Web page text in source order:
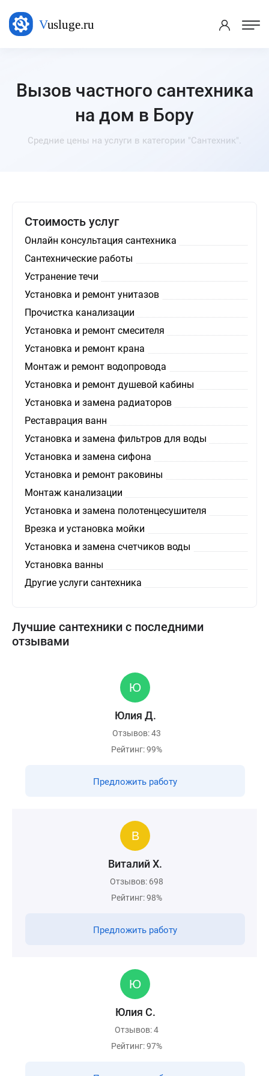
Вызов частного сантехника
на дом в Бору
Средние цены на услуги в категории "Сантехник".
Стоимость услуг
Онлайн консультация сантехника
Сантехнические работы
Устранение течи
Установка и ремонт унитазов
Прочистка канализации
Установка и ремонт смесителя
Установка и ремонт крана
Монтаж и ремонт водопровода
Установка и ремонт душевой кабины
Установка и замена радиаторов
Реставрация ванн
Установка и замена фильтров для воды
Установка и замена сифона
Установка и ремонт раковины
Монтаж канализации
Установка и замена полотенцесушителя
Врезка и установка мойки
Установка и замена счетчиков воды
Установка ванны
Другие услуги сантехника
Лучшие сантехники с последними
отзывами
Юлия Д.
Отзывов: 43
Рейтинг: 99%
Предложить работу
Виталий Х.
Отзывов: 698
Рейтинг: 98%
Предложить работу
Юлия С.
Отзывов: 4
Рейтинг: 97%